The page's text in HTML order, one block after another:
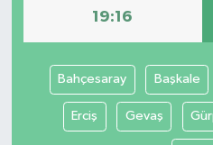
19:16
Bahçesaray Başkale
Erciş Gevaş